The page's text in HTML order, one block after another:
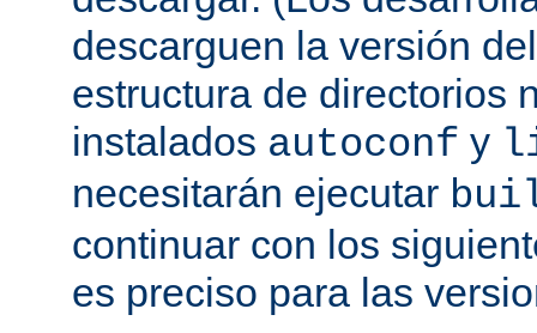
descarguen la versión
estructura de directorios
instalados autoconf y
necesitarán ejecutar
continuar con los
es preciso para las